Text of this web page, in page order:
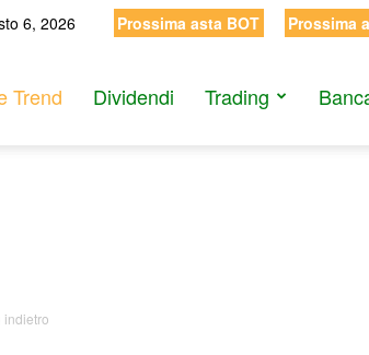
6, 2026 Prossima asta BOT Prossima
Trend Dividendi Trading
indietro